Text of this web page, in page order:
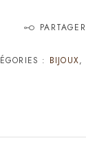
PARTAGER
: BIJOUX,